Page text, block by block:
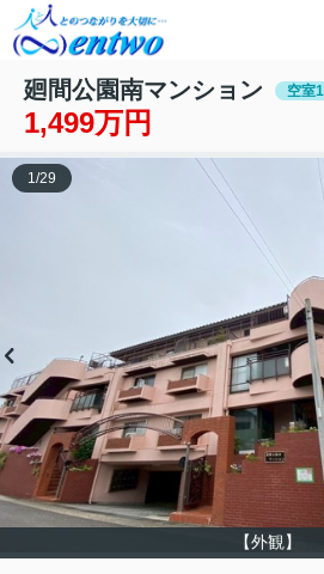
廻間公園南マンション 空室1
1,499万円
【外観】
1/29